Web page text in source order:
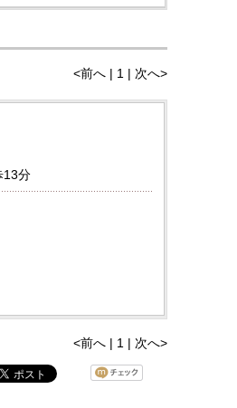
<前へ | 1 | 次へ>
13分
<前へ | 1 | 次へ>